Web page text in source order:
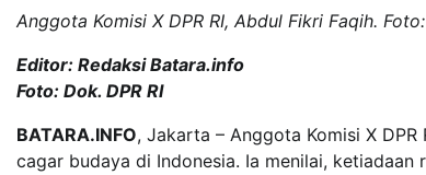
Anggota Komisi X DPR RI, Abdul Fikri Faqih.
Editor: Redaksi Batara.info
Foto: Dok. DPR RI
BATARA.INFO, Jakarta – Anggota Komisi X
cagar budaya di Indonesia. Ia menilai,